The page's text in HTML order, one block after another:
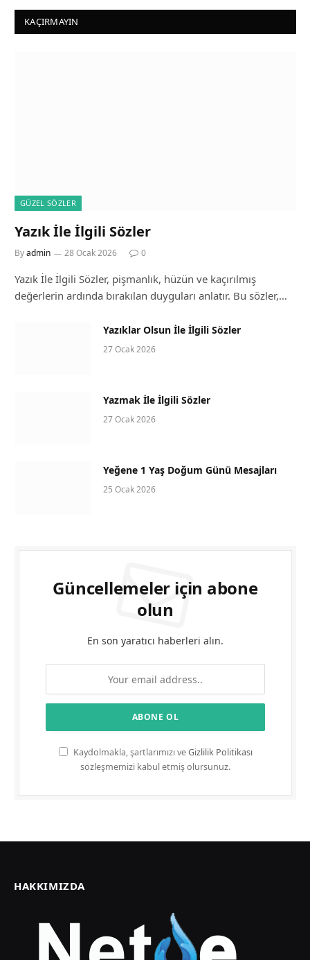
KAÇIRMAYIN
GÜZEL SÖZLER
Yazık İle İlgili Sözler
Byadmin 28 Ocak 2026 0
Yazık İle İlgili Sözler, pişmanlık, hüzün ve kaçırılmış
değerlerin ardında bırakılan duyguları anlatır. Bu sözler,…
Yazıklar Olsun İle İlgili Sözler
27 Ocak 2026
Yazmak İle İlgili Sözler
27 Ocak 2026
Yeğene 1 Yaş Doğum Günü Mesajları
25 Ocak 2026
Güncellemeler için abone
olun
En son yaratıcı haberleri alın.
Kaydolmakla, şartlarımızı veGizlilik Politikası
sözleşmemizi kabul etmiş olursunuz.
HAKKIMIZDA